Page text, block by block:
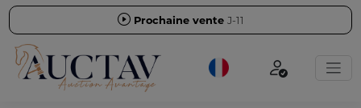
Prochaine vente J-11